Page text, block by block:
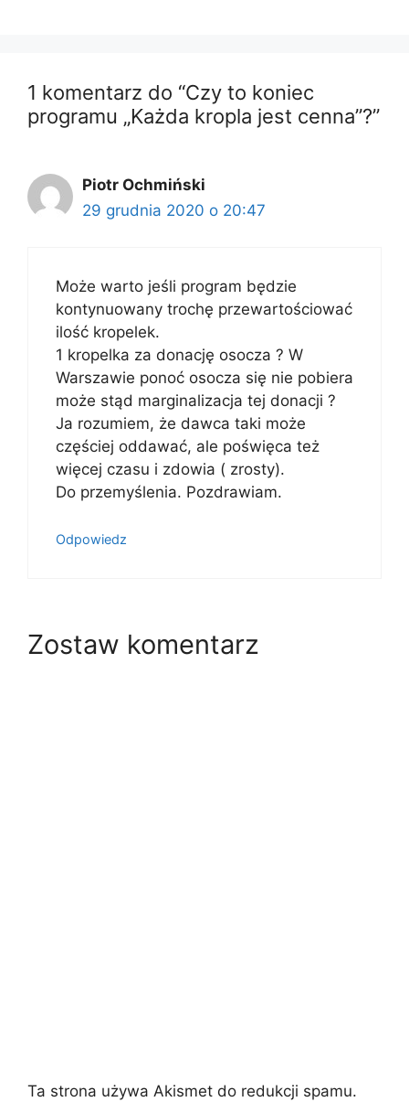
1 komentarz do “Czy to koniec
programu „Każda kropla jest cenna”?”
Piotr Ochmiński
29 grudnia 2020 o 20:47
Może warto jeśli program będzie
kontynuowany trochę przewartościować
ilość kropelek.
1 kropelka za donację osocza ? W
Warszawie ponoć osocza się nie pobiera
może stąd marginalizacja tej donacji ?
Ja rozumiem, że dawca taki może
częściej oddawać, ale poświęca też
więcej czasu i zdowia ( zrosty).
Do przemyślenia. Pozdrawiam.
Odpowiedz
Zostaw komentarz
Ta strona używa Akismet do redukcji spamu.